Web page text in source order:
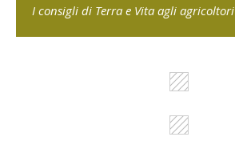
I consigli di Terra e Vita agli agricoltori